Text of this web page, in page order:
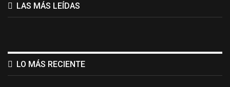
LAS MÁS LEÍDAS
LO MÁS RECIENTE